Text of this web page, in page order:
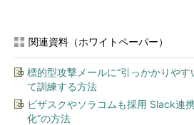
関連資料（ホワイトペーパー）
標的型攻撃メールに“引っかかりや
て訓練する方法
ビザスクやソラコムも採用 Slack連
化”の方法